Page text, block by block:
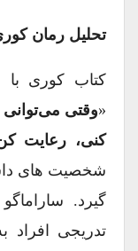
تحلیل رمان
کتاب کوری با
وقتی می‌توانی
کنی، رعایت کن.
شخصیت های
گیرد. ساراماگو
تدریجی افراد